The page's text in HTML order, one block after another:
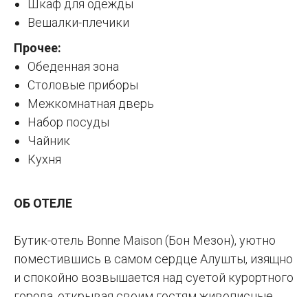
Шкаф для одежды
Вешалки-плечики
Прочее:
Обеденная зона
Столовые приборы
Межкомнатная дверь
Набор посуды
Чайник
Кухня
ОБ ОТЕЛЕ
Бутик-отель Bonne Maison (Бон Мезон), уютно
поместившись в самом сердце Алушты, изящно
и спокойно возвышается над суетой курортного